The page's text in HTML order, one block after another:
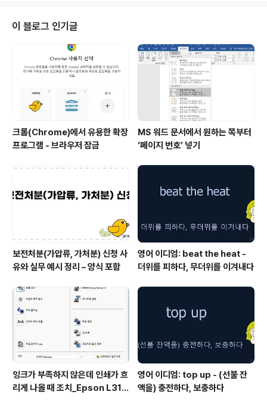
중 하나가 바로 패닝 샷(Panning shot)이었다. 패닝샷이
란 배경의 움직임은 살리면서도 초점을 맞춘 피사체의 모
습은 그대로 담아내는 기교를 의미한다. 이 기교를 시도해
보기 위해서는 기본적으로 조리개 개방 시간을 조절할 수
있는 기능, 셔터 스피드를 조절할 수 있는 기능 등이 필요하
이 블로그 인기글
크롬(Chrome)에서 유용한 확장
프로그램 - 브라우저 잠금
MS 워드 문서에서 원하는 쪽부터
‘페이지 번호’ 넣기
보전처분(가압류, 가처분) 신청 사
유와 실무 예시 정리 – 양식 포함
영어 이디엄: beat the heat -
더위를 피하다, 무더위를 이겨내다
잉크가 부족하지 않은데 인쇄가 흐
리게 나올 때 조치_Epson L315
영어 이디엄: top up - (선불 잔
액을) 충전하다, 보충하다